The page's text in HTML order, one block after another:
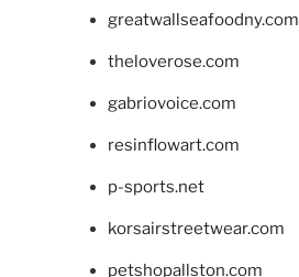
greatwallseafoodny.com
theloverose.com
gabriovoice.com
resinflowart.com
p-sports.net
korsairstreetwear.com
petshopallston.com